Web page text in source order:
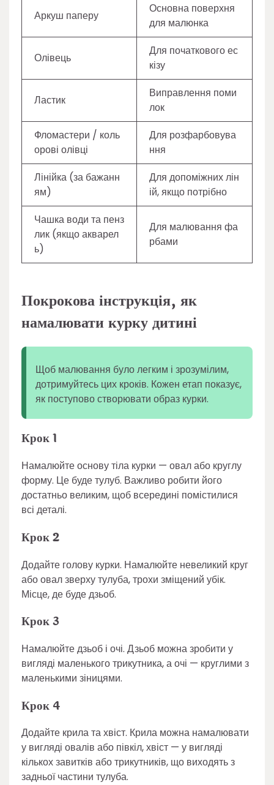
Аркуш паперу
Основна поверхня
для малюнка
Олівець
Для початкового ес
кізу
Ластик
Виправлення поми
лок
Фломастери / коль
орові олівці
Для розфарбовува
ння
Лінійка (за бажанн
ям)
Для допоміжних лін
ій, якщо потрібно
Чашка води та пенз
лик (якщо акварел
ь)
Для малювання фа
рбами
Покрокова інструкція, як
намалювати курку дитині
Щоб малювання було легким і зрозумілим,
дотримуйтесь цих кроків. Кожен етап показує,
як поступово створювати образ курки.
Крок 1
Намалюйте основу тіла курки — овал або круглу
форму. Це буде тулуб. Важливо робити його
достатньо великим, щоб всередині помістилися
всі деталі.
Крок 2
Додайте голову курки. Намалюйте невеликий круг
або овал зверху тулуба, трохи зміщений убік.
Місце, де буде дзьоб.
Крок 3
Намалюйте дзьоб і очі. Дзьоб можна зробити у
вигляді маленького трикутника, а очі — круглими з
маленькими зіницями.
Крок 4
Додайте крила та хвіст. Крила можна намалювати
у вигляді овалів або півкіл, хвіст — у вигляді
кількох завитків або трикутників, що виходять з
задньої частини тулуба.